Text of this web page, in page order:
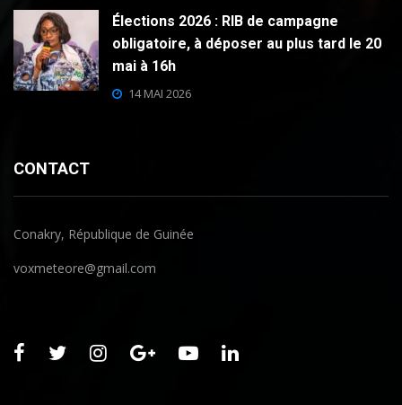
Élections 2026 : RIB de campagne
obligatoire, à déposer au plus tard le 20
mai à 16h
14 MAI 2026
CONTACT
Conakry, République de Guinée
voxmeteore@gmail.com